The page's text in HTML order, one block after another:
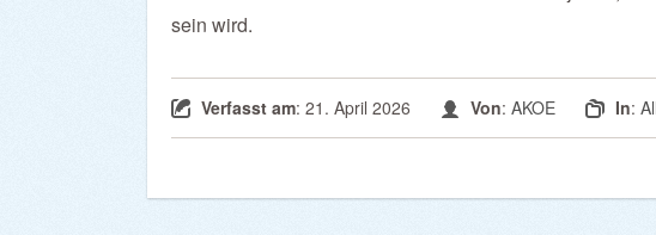
sein wird.
Verfasst am: 21. April 2026 Von: AKOE In: